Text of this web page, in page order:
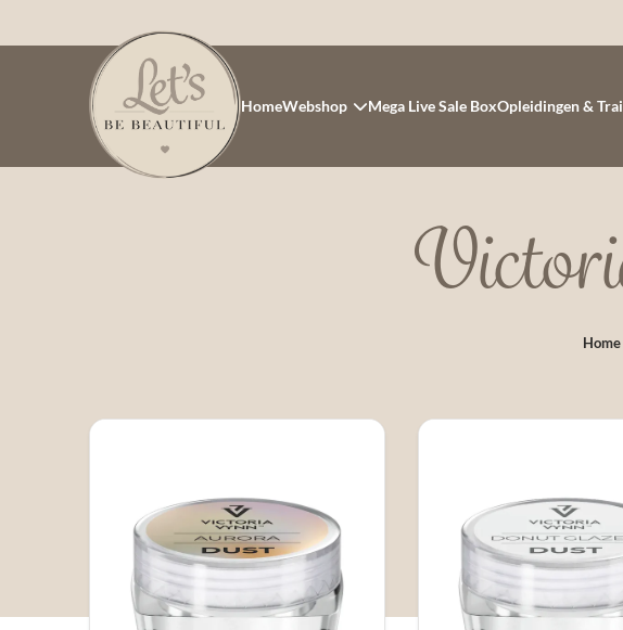
HomeWebshop Mega Live Sale BoxOpleidingen &
Home